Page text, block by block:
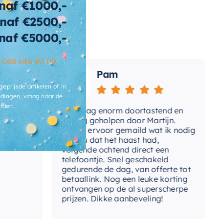
160 KG
afvoerplug Ja
2 jaar
sifon Nee, los bij te bestellen
Ja
3-4 weken
Pam
Vandaag enorm doortastend en
prettig geholpen door Martijn.
Avond ervoor gemaild wat ik nodig
had en dat het haast had,
volgende ochtend direct een
telefoontje. Snel geschakeld
gedurende de dag, van offerte tot
betaallink. Nog een leuke korting
ontvangen op de al superscherpe
prijzen. Dikke aanbeveling!
€1000,-
€2500,-
€5000,-
088 646 40 00
artikelen of in
vraag naar de